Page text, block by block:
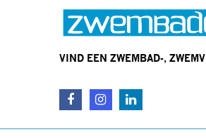
VIND EEN ZWEMBAD-,